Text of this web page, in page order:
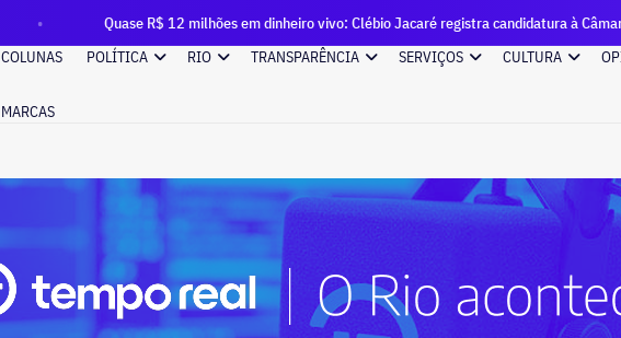
Quase R$ 12 milhões em dinheiro vivo: Clébio Jacaré registra candidatura à Câmara e
COLUNAS
POLÍTICA RIO TRANSPARÊNCIA SERVIÇOS CULTURA
MARCAS